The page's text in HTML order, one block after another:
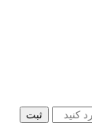
ثبت